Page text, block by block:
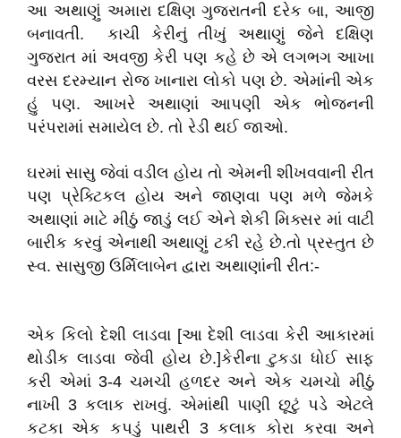
આ અથાણું અમારા દક્ષિણ ગુજરાતની દરેક બા, આજી
બનાવતી. કાચી કેરીનું તીખું અથાણું જેને દક્ષિણ
ગુજરાત માં અવજી કેરી પણ કહે છે એ લગભગ આખા
વરસ દરમ્યાન રોજ ખાનારા લોકો પણ છે. એમાંની એક
હું પણ. આખરે અથાણાં આપણી એક ભોજનની
પરંપરામાં સમાયેલ છે. તો રેડી થઈ જાઓ.
ઘરમાં સાસુ જેવાં વડીલ હોય તો એમની શીખવવાની રીત
પણ પ્રેક્ટિકલ હોય અને જાણવા પણ મળે જેમકે
અથાણાં માટે મીઠું જાડું લઈ એને શેકી મિક્સર માં વાટી
બારીક કરવું એનાથી અથાણું ટકી રહે છે.તો પ્રસ્તુત છે
સ્વ. સાસુજી ઉર્મિલાબેન દ્વારા અથાણાંની રીત:-
એક કિલો દેશી લાડવા [આ દેશી લાડવા કેરી આકારમાં
થોડીક લાડવા જેવી હોય છે.]કેરીના ટુકડા ધોઈ સાફ
કરી એમાં 3-4 ચમચી હળદર અને એક ચમચો મીઠું
નાખી 3 કલાક રાખવું. એમાંથી પાણી છૂટું પડે એટલે
કટકા એક કપડું પાથરી 3 કલાક કોરા કરવા અને